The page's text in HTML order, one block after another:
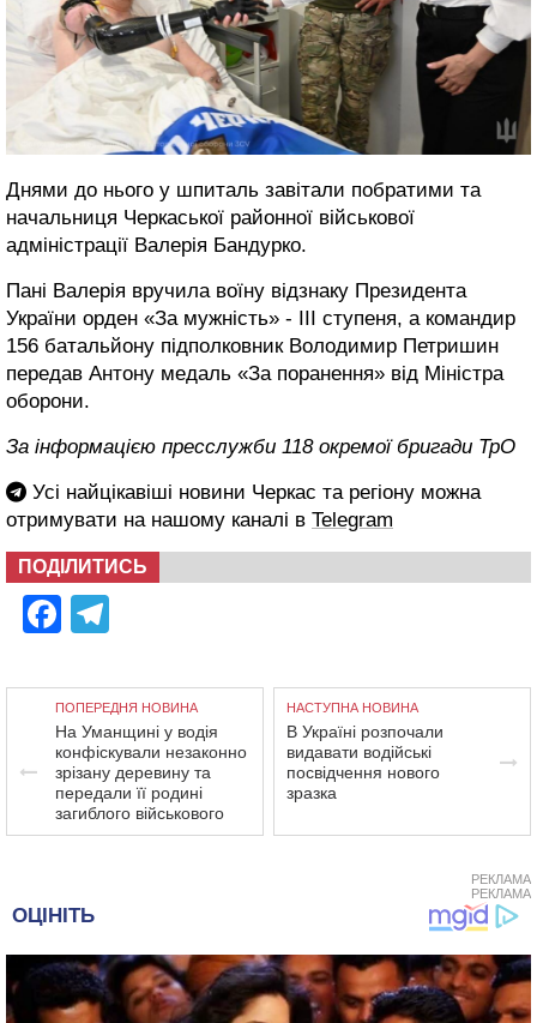
Днями до нього у шпиталь завітали побратими та
начальниця Черкаської районної військової
адміністрації Валерія Бандурко.
Пані Валерія вручила воїну відзнаку Президента
України орден «За мужність» - ІІІ ступеня, а командир
156 батальйону підполковник Володимир Петришин
передав Антону медаль «За поранення» від Міністра
оборони.
За інформацією пресслужби 118 окремої бригади ТрО
Усі найцікавіші новини Черкас та регіону можна
отримувати на нашому каналі в Telegram
ПОДІЛИТИСЬ
Facebook
ПОПЕРЕДНЯ НОВИНА
На Уманщині у водія
конфіскували незаконно
зрізану деревину та
передали її родині
загиблого військового
НАСТУПНА НОВИНА
В Україні розпочали
видавати водійські
посвідчення нового
зразка
РЕКЛАМА
РЕКЛАМА